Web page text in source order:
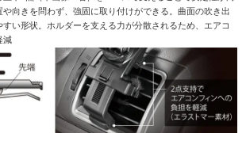
向きを問わず、強固に取り付けができる。曲面の吹き出
すい形状。ホルダーを支える力が分散されるため、エアコ
減